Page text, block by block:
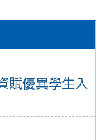
賦優異學生入